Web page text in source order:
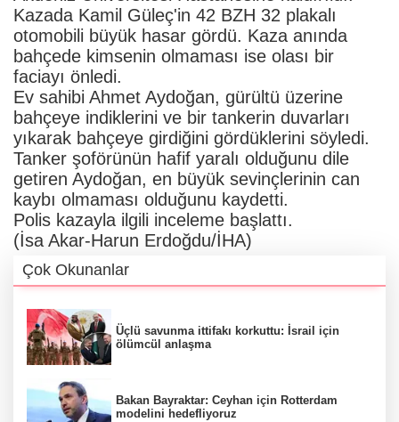
Kazada Kamil Güleç'in 42 BZH 32 plakalı
otomobili büyük hasar gördü. Kaza anında
bahçede kimsenin olmaması ise olası bir
faciayı önledi.
Ev sahibi Ahmet Aydoğan, gürültü üzerine
bahçeye indiklerini ve bir tankerin duvarları
yıkarak bahçeye girdiğini gördüklerini söyledi.
Tanker şoförünün hafif yaralı olduğunu dile
getiren Aydoğan, en büyük sevinçlerinin can
kaybı olmaması olduğunu kaydetti.
Polis kazayla ilgili inceleme başlattı.
(İsa Akar-Harun Erdoğdu/İHA)
Çok Okunanlar
Üçlü savunma ittifakı korkuttu: İsrail için
ölümcül anlaşma
Bakan Bayraktar: Ceyhan için Rotterdam
modelini hedefliyoruz